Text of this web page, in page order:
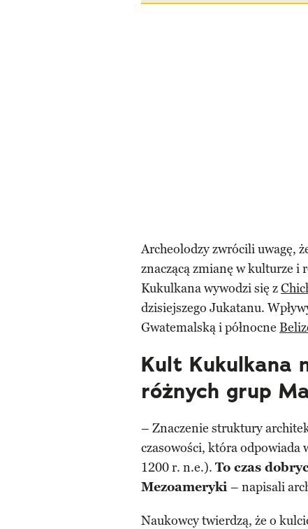
Archeolodzy zwrócili uwagę,
znaczącą zmianę w kulturze
Kukulkana wywodzi się z
dzisiejszego Jukatanu.
Gwatemalską i północne
Kult Kukulkana
różnych grup
– Znaczenie struktury
czasowości, która odpowiada
1200 r. n.e.). To czas
Mezoameryki – napisali
Naukowcy twierdzą, że o